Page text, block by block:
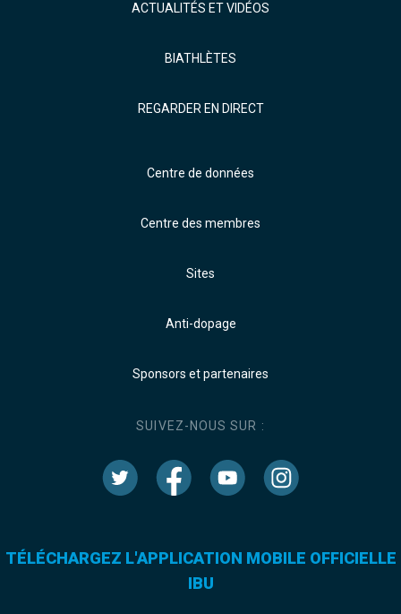
ACTUALITÉS ET VIDÉOS
BIATHLÈTES
REGARDER EN DIRECT
Centre de données
Centre des membres
Sites
Anti-dopage
Sponsors et partenaires
SUIVEZ-NOUS SUR :
TÉLÉCHARGEZ L'APPLICATION MOBILE OFFICIELLE
IBU